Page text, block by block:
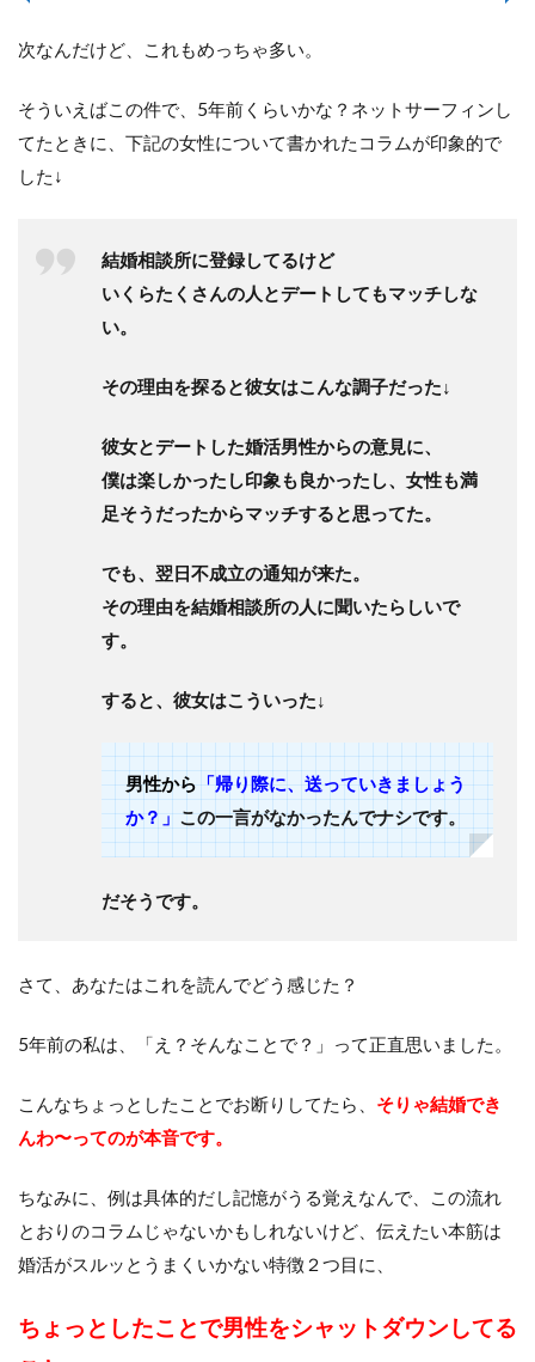
次なんだけど、これもめっちゃ多い。
そういえばこの件で、5年前くらいかな？ネットサーフィンし
てたときに、下記の女性について書かれたコラムが印象的で
した↓
結婚相談所に登録してるけど
いくらたくさんの人とデートしてもマッチしな
い。
その理由を探ると彼女はこんな調子だった↓
彼女とデートした婚活男性からの意見に、
僕は楽しかったし印象も良かったし、女性も満
足そうだったからマッチすると思ってた。
でも、翌日不成立の通知が来た。
その理由を結婚相談所の人に聞いたらしいで
す。
すると、彼女はこういった↓
男性から「帰り際に、送っていきましょう
か？」この一言がなかったんでナシです。
だそうです。
さて、あなたはこれを読んでどう感じた？
5年前の私は、「え？そんなことで？」って正直思いました。
こんなちょっとしたことでお断りしてたら、 そりゃ結婚でき
んわ〜ってのが本音です。
ちなみに、例は具体的だし記憶がうる覚えなんで、この流れ
とおりのコラムじゃないかもしれないけど、伝えたい本筋は
婚活がスルッとうまくいかない特徴２つ目に、
ちょっとしたことで男性をシャットダウンしてる